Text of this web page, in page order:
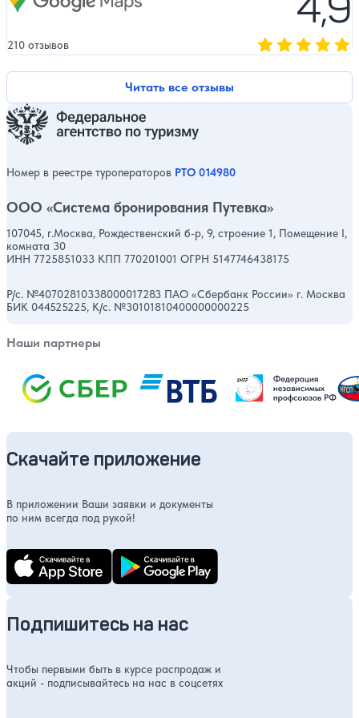
Читать все отзывы
210 отзывов
Номер в реестре туроператоров РТО 014980
ООО «Система бронирования Путевка»
107045, г.Москва, Рождественский б-р, 9, строение 1, Помещение I,
комната 30
ИНН 7725851033 КПП 770201001 ОГРН 5147746438175
Р/с. №40702810338000017283 ПАО «Сбербанк России» г. Москва
БИК 044525225, К/с. №30101810400000000225
Наши партнеры
Скачайте приложение
В приложении Ваши заявки и документы
по ним всегда под рукой!
Подпишитесь на нас
Чтобы первыми быть в курсе распродаж и
акций - подписывайтесь на нас в соцсетях